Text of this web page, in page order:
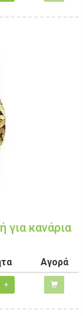
κανάρια
Αγορά
+